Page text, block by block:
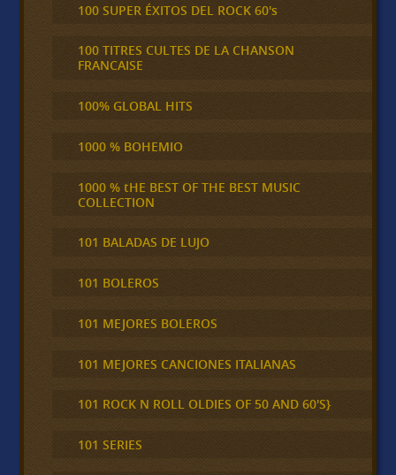
100 SUPER ÉXITOS DEL ROCK 60's
100 TITRES CULTES DE LA CHANSON
FRANCAISE
100% GLOBAL HITS
1000 % BOHEMIO
1000 % tHE BEST OF THE BEST MUSIC
COLLECTION
101 BALADAS DE LUJO
101 BOLEROS
101 MEJORES BOLEROS
101 MEJORES CANCIONES ITALIANAS
101 ROCK N ROLL OLDIES OF 50 AND 60'S}
101 SERIES